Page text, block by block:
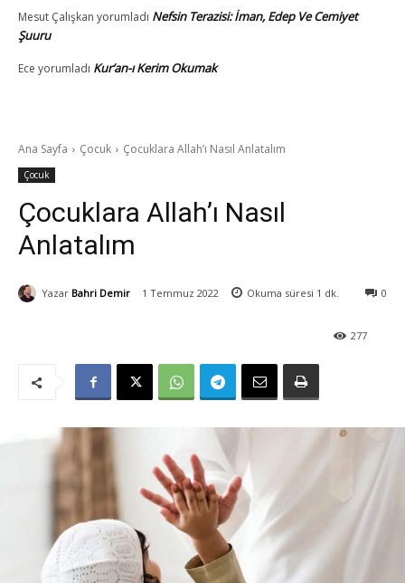
Mesut Çalışkan yorumladı Nefsin Terazisi: İman, Edep Ve Cemiyet
Şuuru
Ece yorumladı Kur’an-ı Kerim Okumak